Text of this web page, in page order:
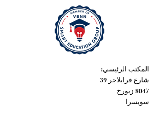
المكتب الرئيسي:
شارع فرايلاجر 39
8047 زيورخ
سويسرا